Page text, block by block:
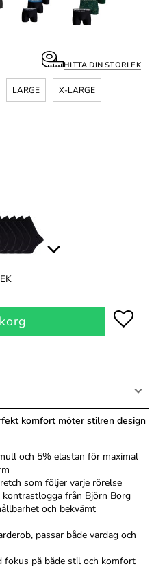
HITTA DIN STORLEK
LARGE X-LARGE
komfort möter stilren design
och 5% elastan för maximal
som följer varje rörelse
från Björn Borg
och bekvämt
passar både vardag och
fokus på både stil och komfort